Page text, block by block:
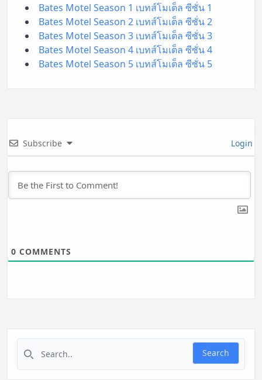
Bates Motel Season 1 เบทส์โมเต็ล ซีซั่น 1
Bates Motel Season 2 เบทส์โมเต็ล ซีซั่น 2
Bates Motel Season 3 เบทส์โมเต็ล ซีซั่น 3
Bates Motel Season 4 เบทส์โมเต็ล ซีซั่น 4
Bates Motel Season 5 เบทส์โมเต็ล ซีซั่น 5
Subscribe Login
0 COMMENTS
Search for:
Search